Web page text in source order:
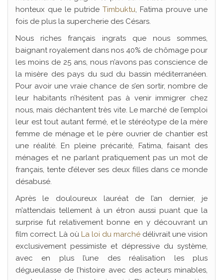
honteux que le putride Timbuktu, Fatima prouve une
fois de plus la supercherie des Césars.
Nous riches français ingrats que nous sommes,
baignant royalement dans nos 40% de chômage pour
les moins de 25 ans, nous n’avons pas conscience de
la misère des pays du sud du bassin méditerranéen.
Pour avoir une vraie chance de s’en sortir, nombre de
leur habitants n’hésitent pas à venir immigrer chez
nous, mais déchantent très vite. Le marché de l’emploi
leur est tout autant fermé, et le stéréotype de la mère
femme de ménage et le père ouvrier de chantier est
une réalité. En pleine précarité, Fatima, faisant des
ménages et ne parlant pratiquement pas un mot de
français, tente d’élever ses deux filles dans ce monde
désabusé.
Après le douloureux lauréat de l’an dernier, je
m’attendais tellement à un étron aussi puant que la
surprise fut relativement bonne en y découvrant un
film correct. Là où La loi du marché délivrait une vision
exclusivement pessimiste et dépressive du système,
avec en plus l’une des réalisation les plus
dégueulasse de l’histoire avec des acteurs minables,